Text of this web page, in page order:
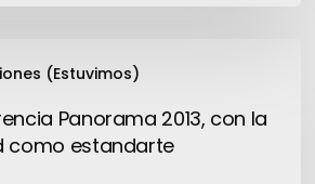
(Estuvimos)
Panorama 2013, con la
como estandarte